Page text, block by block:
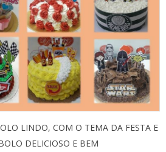
LINDO, COM O TEMA DA FESTA E
DELICIOSO E BEM